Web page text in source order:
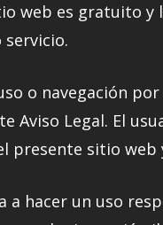
web es gratuito
o navegación
Aviso Legal. El
presente sitio
a hacer un uso